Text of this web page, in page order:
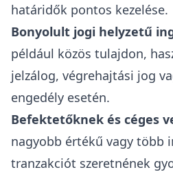
határidők pontos kezelése.
Bonyolult jogi helyzetű
például közös tulajdon,
jelzálog, végrehajtási jog
engedély esetén.
Befektetőknek és céges
nagyobb értékű vagy több
tranzakciót szeretnének